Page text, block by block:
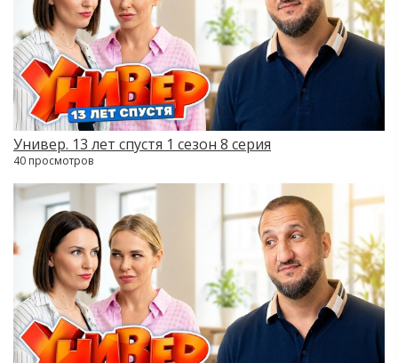
Универ. 13 лет спустя 1 сезон 8 серия
40 просмотров